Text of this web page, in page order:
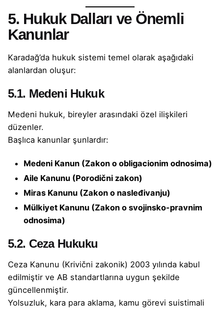
5. Hukuk Dalları ve Önemli
Kanunlar
Karadağ’da hukuk sistemi temel olarak aşağıdaki
alanlardan oluşur:
5.1. Medeni Hukuk
Medeni hukuk, bireyler arasındaki özel ilişkileri
düzenler.
Başlıca kanunlar şunlardır:
Medeni Kanun (Zakon o obligacionim odnosima)
Aile Kanunu (Porodični zakon)
Miras Kanunu (Zakon o nasleđivanju)
Mülkiyet Kanunu (Zakon o svojinsko-pravnim
odnosima)
5.2. Ceza Hukuku
Ceza Kanunu (Krivični zakonik) 2003 yılında kabul
edilmiştir ve AB standartlarına uygun şekilde
güncellenmiştir.
Yolsuzluk, kara para aklama, kamu görevi suistimali